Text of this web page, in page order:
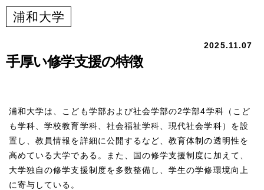
浦和大学
2025.11.07
手厚い修学支援の特徴
浦和大学は、こども学部および社会学部の2学部4学科（こど
も学科、学校教育学科、社会福祉学科、現代社会学科）を設
置し、教員情報を詳細に公開するなど、教育体制の透明性を
高めている大学である。また、国の修学支援制度に加えて、
大学独自の修学支援制度を多数整備し、学生の学修環境向上
に寄与している。